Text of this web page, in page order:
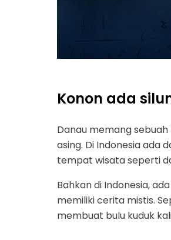
Konon ada
Danau memang
asing. Di Indonesia ada
tempat wisata seperti
Bahkan di Indonesia,
memiliki cerita mistis.
membuat bulu kuduk